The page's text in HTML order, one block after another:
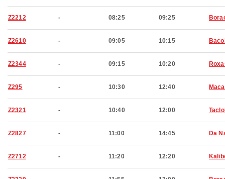
Z2212 - 08:25 09:25
Z2610 - 09:05 10:15
Z2344 - 09:15 10:20
Z295 - 10:30 12:40
Z2321 - 10:40 12:00
Z2827 - 11:00 14:45 Da
Z2712 - 11:20 12:20